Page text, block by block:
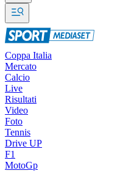
Coppa Italia
Mercato
Calcio
Live
Risultati
Video
Foto
Tennis
Drive UP
F1
MotoGp